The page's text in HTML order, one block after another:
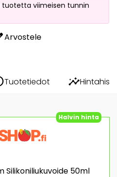
tuotetta viimeisen tunnin
Arvostele
Tuotetiedot insights
Halvin hinta
Silikoniliukuvoide 50ml